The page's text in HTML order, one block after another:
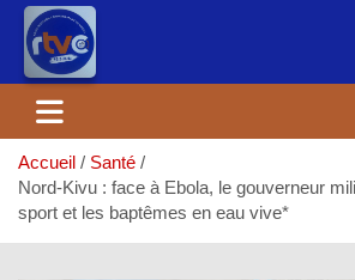
contenu
Accueil
Santé
Nord-Kivu : face à Ebola, le gouverneur
sport et les baptêmes en eau vive*